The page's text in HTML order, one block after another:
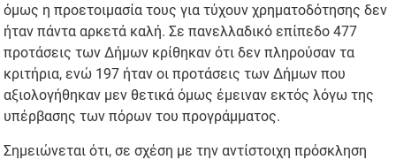
όμως η προετοιμασία τους για τύχουν χρηματοδότησης δεν
ήταν πάντα αρκετά καλή. Σε πανελλαδικό επίπεδο 477
προτάσεις των Δήμων κρίθηκαν ότι δεν πληρούσαν τα
κριτήρια, ενώ 197 ήταν οι προτάσεις των Δήμων που
αξιολογήθηκαν μεν θετικά όμως έμειναν εκτός λόγω της
υπέρβασης των πόρων του προγράμματος.
Σημειώνεται ότι, σε σχέση με την αντίστοιχη πρόσκληση